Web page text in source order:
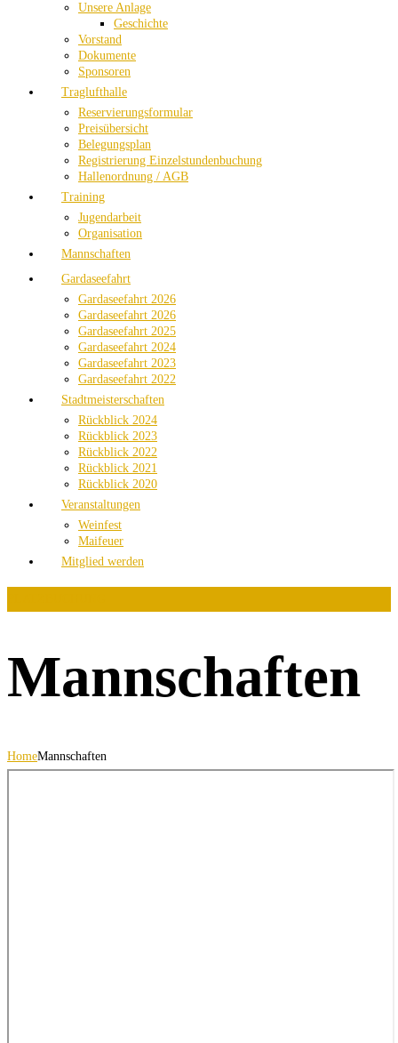
Unsere Anlage
Geschichte
Vorstand
Dokumente
Sponsoren
Traglufthalle
Reservierungsformular
Preisübersicht
Belegungsplan
Registrierung Einzelstundenbuchung
Hallenordnung / AGB
Training
Jugendarbeit
Organisation
Mannschaften
Gardaseefahrt
Gardaseefahrt 2026
Gardaseefahrt 2026
Gardaseefahrt 2025
Gardaseefahrt 2024
Gardaseefahrt 2023
Gardaseefahrt 2022
Stadtmeisterschaften
Rückblick 2024
Rückblick 2023
Rückblick 2022
Rückblick 2021
Rückblick 2020
Veranstaltungen
Weinfest
Maifeuer
Mitglied werden
Mannschaften
HomeMannschaften